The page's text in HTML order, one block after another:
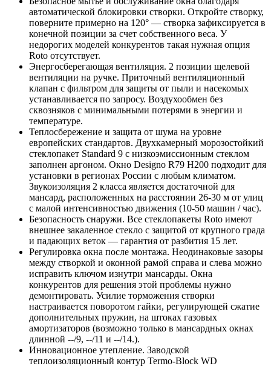
автоматической блокировки створки. Откройте створку,
поверните примерно на 120° — створка зафиксируется в
конечной позиции за счет собственного веса. У
недорогих моделей конкурентов такая нужная опция
Roto отсутствует.
Энергосберегающая вентиляция. 2 позиции щелевой
вентиляции на ручке. Приточный вентиляционный
клапан с фильтром для защиты от пыли и насекомых
устанавливается по запросу. Воздухообмен без
сквозняков с минимальными потерями в энергии и
температуре.
Теплосбережение и защита от шума на уровне
европейских стандартов. Двухкамерный морозостойкий
стеклопакет Standard 9 с низкоэмиссионным стеклом
заполнен аргоном. Окно Designo R79 H200 подходит для
установки в регионах России с любым климатом.
Звукоизоляция 2 класса является достаточной для
мансард, расположенных на расстоянии 26-30 м от улиц
с малой интенсивностью движения (10-50 машин / час).
Безопасность снаружи. Все стеклопакеты Roto имеют
внешнее закаленное стекло с защитой от крупного града
и падающих веток — гарантия от разбития 15 лет.
Регулировка окна после монтажа. Неодинаковые зазоры
между створкой и оконной рамой справа и слева можно
исправить ключом изнутри мансарды. Окна
конкурентов для решения этой проблемы нужно
демонтировать. Усилие торможения створки
настраивается поворотом гайки, регулирующей сжатие
дополнительных пружин, на штоках газовых
амортизаторов (возможно только в мансардных окнах
длинной --/9, --/11 и --/14.).
Инновационное утепление. Заводской
теплоизоляционный контур Termo-Block WD